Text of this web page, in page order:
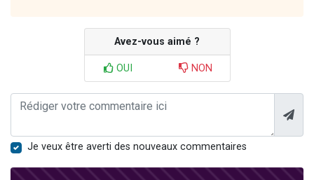
Avez-vous aimé ?
OUI NON
Je veux être averti des nouveaux commentaires